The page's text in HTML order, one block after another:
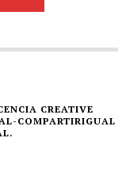
CREATIVE
COMPARTIRIGUAL